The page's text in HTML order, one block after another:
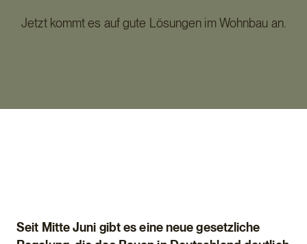
Jetzt kommt es auf gute Lösungen im Wohnbau an.
Seit Mitte Juni gibt es eine neue gesetzliche